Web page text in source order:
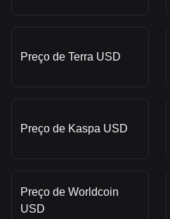
Preço de Terra USD
Preço de Kaspa USD
Preço de Worldcoin
USD